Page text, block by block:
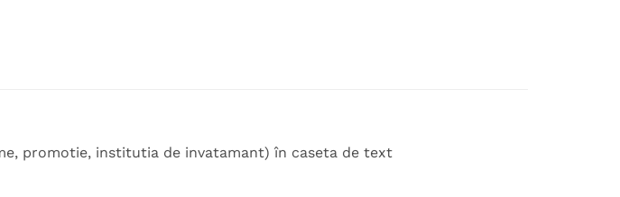
promotie, institutia de invatamant) în caseta de text